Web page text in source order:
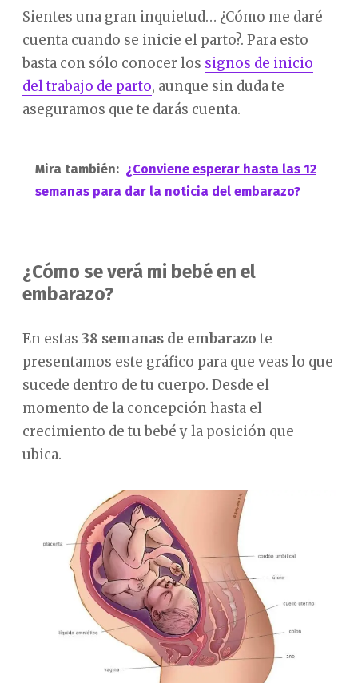
Sientes una gran inquietud… ¿Cómo me daré
cuenta cuando se inicie el parto?. Para esto
basta con sólo conocer los signos de inicio
del trabajo de parto, aunque sin duda te
aseguramos que te darás cuenta.
Mira también: ¿Conviene esperar hasta las 12
semanas para dar la noticia del embarazo?
¿Cómo se verá mi bebé en el
embarazo?
En estas 38 semanas de embarazo te
presentamos este gráfico para que veas lo que
sucede dentro de tu cuerpo. Desde el
momento de la concepción hasta el
crecimiento de tu bebé y la posición que
ubica.